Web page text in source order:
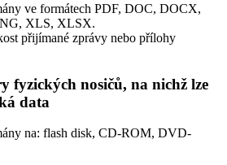
ve formátech PDF, DOC, DOCX,
XLS, XLSX.
přijímané zprávy nebo přílohy
fyzických nosičů, na nichž lze
data
na: flash disk, CD-ROM, DVD-